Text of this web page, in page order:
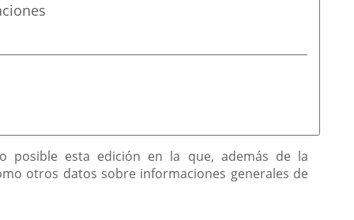
posible esta edición en la que, además de la
otros datos sobre informaciones generales de